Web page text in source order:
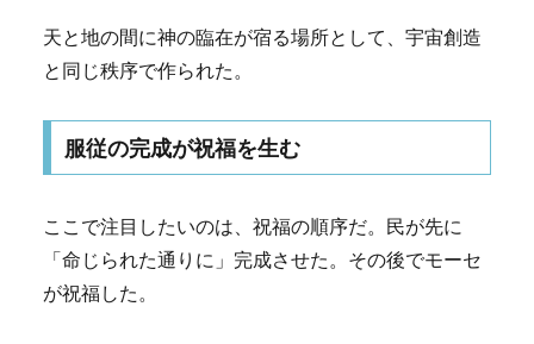
天と地の間に神の臨在が宿る場所として、宇宙創造
と同じ秩序で作られた。
服従の完成が祝福を生む
ここで注目したいのは、祝福の順序だ。民が先に
「命じられた通りに」完成させた。その後でモーセ
が祝福した。